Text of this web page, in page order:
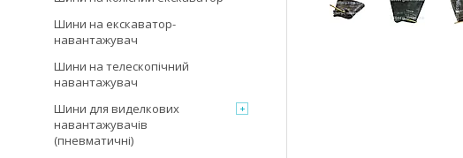
Шини на екскаватор-
навантажувач
Шини на телескопічний
навантажувач
Шини для виделкових
навантажувачів
(пневматичні)